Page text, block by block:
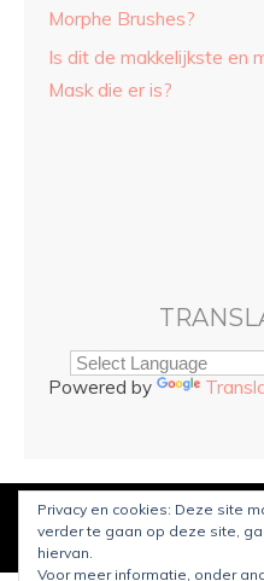
Morphe Brushes?
Is dit de makkelijkste en
Mask die er is?
Powered by
© CopyrightSarah and Beauty
WordPress.Ontworpen door
Privacy en cookies: Deze site
verder te gaan op deze site,
hiervan.
Voor meer informatie, onder